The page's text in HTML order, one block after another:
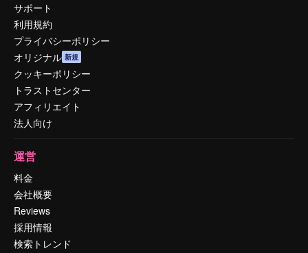
サポート
利用規約
プライバシーポリシー
オリジナル 新規
クッキーポリシー
トラストセンター
アフィリエイト
法人向け
運営
料金
会社概要
Reviews
採用情報
検索トレンド